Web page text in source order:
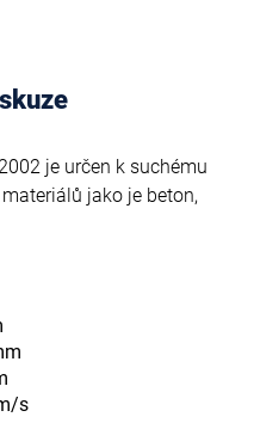
je určen k suchému
jako je beton,
s